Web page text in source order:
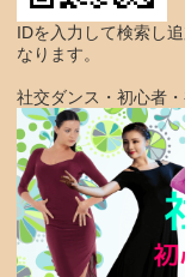
IDを入力して検索し
なります。
社交ダンス・初心者